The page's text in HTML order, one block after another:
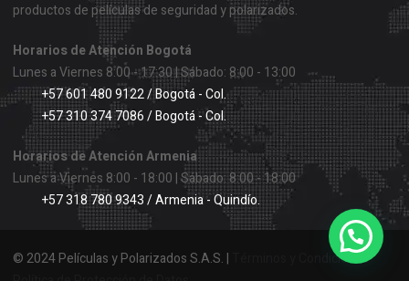
productos de películas de seguridad y polarizados.
Horarios de Atención Bogotá
Lunes a Viernes 8:00 - 17:30 | Sábado: 8:00 - 13:00
+57 601 480 9122 / Bogotá - Col.
+57 310 374 7086 / Bogotá - Col.
Horarios de Atención Armenia
Lunes a Viernes 8:00 - 18:00 | Sábado: 8:00 - 18:00
+57 318 780 9343 / Armenia - Quindío.
© 2024 Películas y Polarizados S.A.S. |
Términos y Condiciones